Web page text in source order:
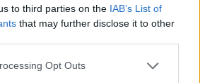
to third parties on the IAB’s List of
that may further disclose it to other
app uses one or more Google
Opt Outs
του προσώπου του
συγκλονίζει η
έσωσε τον Σέρβο όταν
του αεροπλάνου
το ξέσπασμα του ιού του